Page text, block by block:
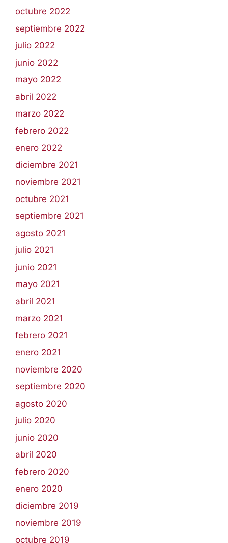
octubre 2022
septiembre 2022
julio 2022
junio 2022
mayo 2022
abril 2022
marzo 2022
febrero 2022
enero 2022
diciembre 2021
noviembre 2021
octubre 2021
septiembre 2021
agosto 2021
julio 2021
junio 2021
mayo 2021
abril 2021
marzo 2021
febrero 2021
enero 2021
noviembre 2020
septiembre 2020
agosto 2020
julio 2020
junio 2020
abril 2020
febrero 2020
enero 2020
diciembre 2019
noviembre 2019
octubre 2019